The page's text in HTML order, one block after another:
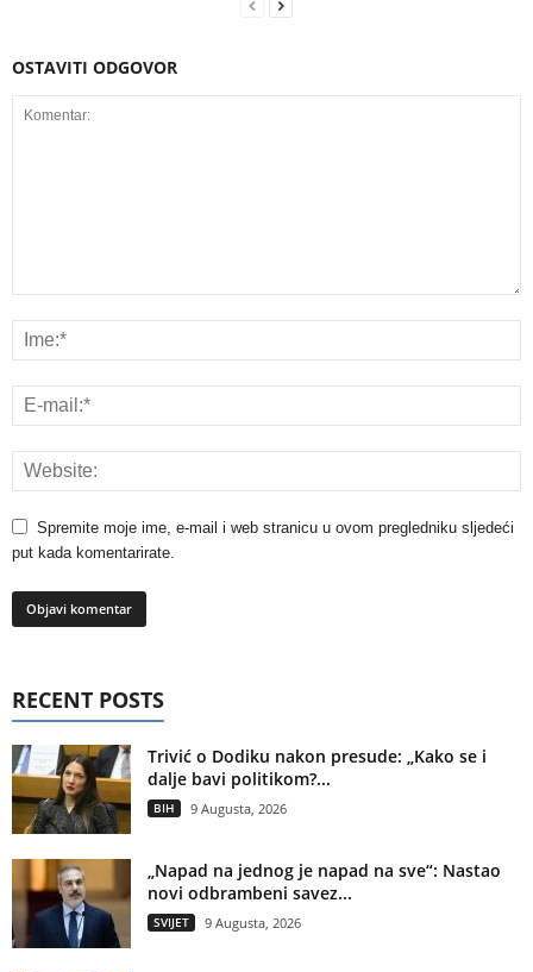
OSTAVITI ODGOVOR
Spremite moje ime, e-mail i web stranicu u ovom pregledniku sljedeći
put kada komentarirate.
RECENT POSTS
Trivić o Dodiku nakon presude: „Kako se i
dalje bavi politikom?...
BIH 9 Augusta, 2026
„Napad na jednog je napad na sve“: Nastao
novi odbrambeni savez...
SVIJET 9 Augusta, 2026